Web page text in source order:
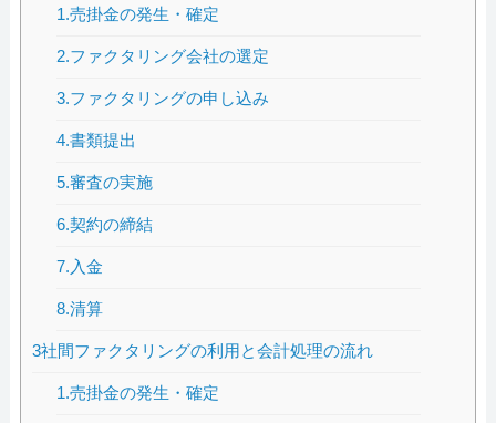
1.売掛金の発生・確定
2.ファクタリング会社の選定
3.ファクタリングの申し込み
4.書類提出
5.審査の実施
6.契約の締結
7.入金
8.清算
3社間ファクタリングの利用と会計処理の流れ
1.売掛金の発生・確定